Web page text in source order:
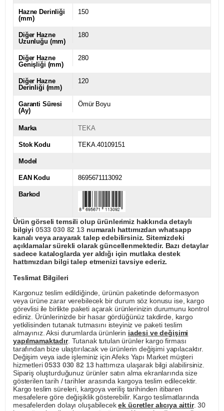
Hazne Derinliği
(mm)
150
Diğer Hazne
Uzunluğu (mm)
180
Diğer Hazne
Genişliği (mm)
280
Diğer Hazne
Derinliği (mm)
120
Garanti Süresi
(Ay)
Ömür Boyu
Marka TEKA
Stok Kodu TEKA.40109151
Model
EAN Kodu 8695671113092
Barkod
Ürün görseli temsili olup ürünlerimiz hakkında detaylı
bilgiyi 0533 030 82 13numaralı hattımızdan whatsapp
kanalı veya arayarak talep edebilirsiniz. Sitemizdeki
açıklamalar sürekli olarak güncellenmektedir. Bazı detaylar
sadece kataloglarda yer aldığı için mutlaka destek
hattımızdan bilgi talep etmenizi tavsiye ederiz.
Teslimat Bilgileri
Kargonuz teslim edildiğinde, ürünün paketinde deformasyon
veya ürüne zarar verebilecek bir durum söz konusu ise, kargo
görevlisi ile birlikte paketi açarak ürünlerinizin durumunu kontrol
ediniz. Ürünlerinizde bir hasar gördüğünüz takdirde, kargo
yetkilisinden tutanak tutmasını isteyiniz ve paketi teslim
almayınız. Aksi durumlarda ürünlerin iadesi ve değişimi
yapılmamaktadır. Tutanak tutulan ürünler kargo firması
tarafından bize ulaştırılacak ve ürünlerin değişimi yapılacaktır.
Değişim veya iade işleminiz için Afeks Yapı Market müşteri
hizmetleri0533 030 82 13hattımıza ulaşarak bilgi alabilirsiniz.
Sipariş oluşturduğunuz ürünler satın alma ekranlarında size
gösterilen tarih / tarihler arasında kargoya teslim edilecektir.
Kargo teslim süreleri, kargoya veriliş tarihinden itibaren
mesafelere göre değişiklik gösterebilir. Kargo teslimatlarında
mesafelerden dolayı oluşabilecekek ücretler alıcıya aittir. 30